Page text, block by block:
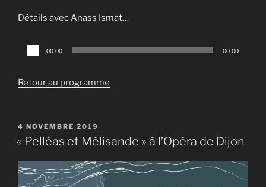
Détails avec Anass Ismat…
Lecteur
audio
00:00 00:00
Retour au programme
PUBLIÉ
LE
4 NOVEMBRE 2019
« Pelléas et Mélisande » à l’Opéra de Dijon